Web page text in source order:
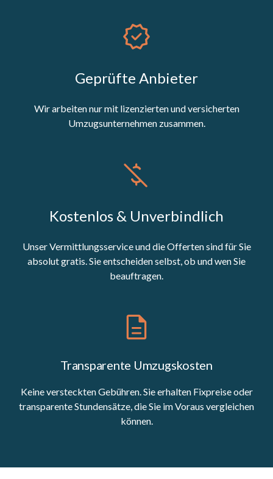
Geprüfte Anbieter
Wir arbeiten nur mit lizenzierten und versicherten
Umzugsunternehmen zusammen.
Kostenlos & Unverbindlich
Unser Vermittlungsservice und die Offerten sind für Sie
absolut gratis. Sie entscheiden selbst, ob und wen Sie
beauftragen.
Transparente Umzugskosten
Keine versteckten Gebühren. Sie erhalten Fixpreise oder
transparente Stundensätze, die Sie im Voraus vergleichen
können.